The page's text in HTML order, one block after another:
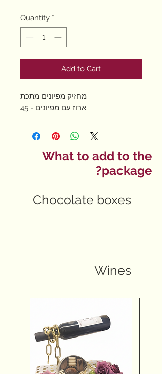
Quantity *
Add to Cart
מחזיק מפיונים מתכת
ארוז עם מפיונים - 45
What to add to the
package?
Chocolate boxes
Wines